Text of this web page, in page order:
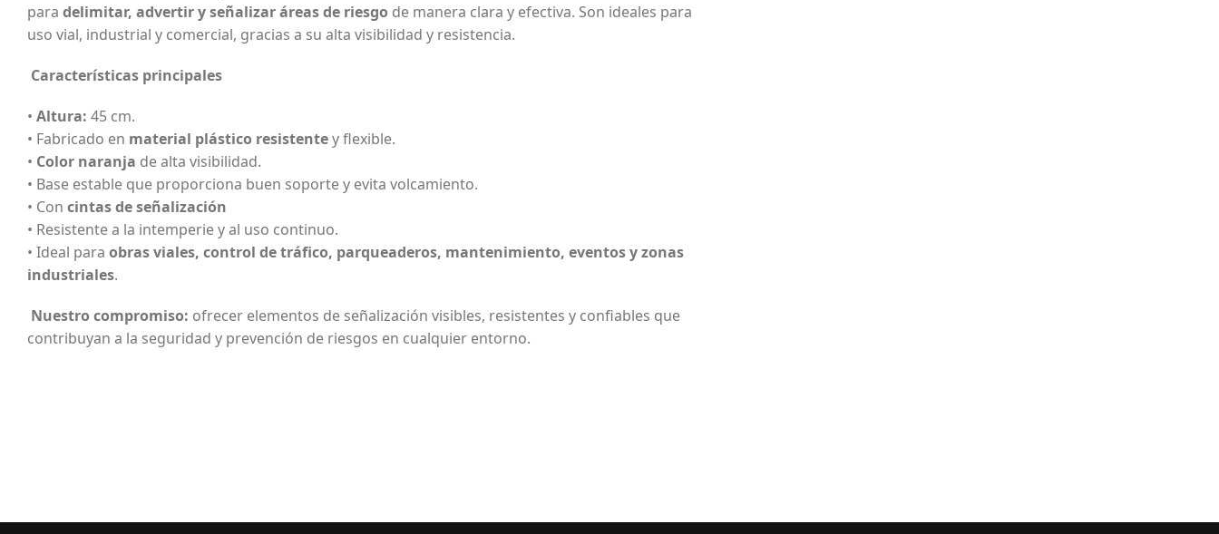
para delimitar, advertir y señalizar áreas de riesgo de manera clara y efectiva. Son ideales para
uso vial, industrial y comercial, gracias a su alta visibilidad y resistencia.
Características principales
• Altura: 45 cm.
• Fabricado en material plástico resistentey flexible.
• Color naranja de alta visibilidad.
• Base estable que proporciona buen soporte y evita volcamiento.
• Con cintas de señalización
• Resistente a la intemperie y al uso continuo.
• Ideal para obras viales, control de tráfico, parqueaderos, mantenimiento, eventos y zonas
industriales.
Nuestro compromiso: ofrecer elementos de señalización visibles, resistentes y confiables que
contribuyan a la seguridad y prevención de riesgos en cualquier entorno.